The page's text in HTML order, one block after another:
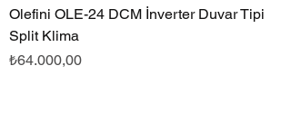
Olefini OLE-24 DCM İnverter Duvar Tipi
Split Klima
Fiyat
₺64.000,00